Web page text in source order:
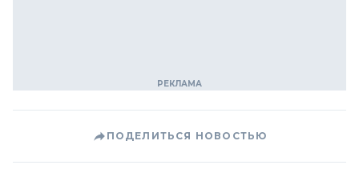
ПОДЕЛИТЬСЯ НОВОСТЬЮ